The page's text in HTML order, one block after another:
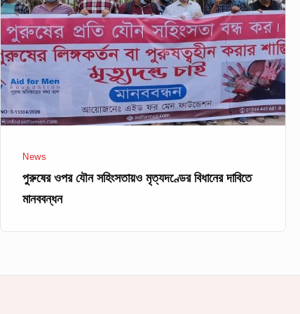
সহিংসতায়ও
মৃত্যদণ্ডের
বিধানের
দাবিতে
মানববন্ধন
News
পুরুষের ওপর যৌন সহিংসতায়ও মৃত্যদণ্ডের বিধানের দাবিতে
মানববন্ধন